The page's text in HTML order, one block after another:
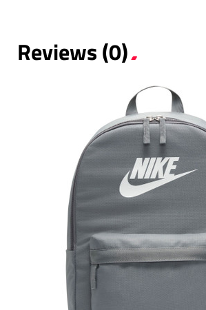
Reviews (0)